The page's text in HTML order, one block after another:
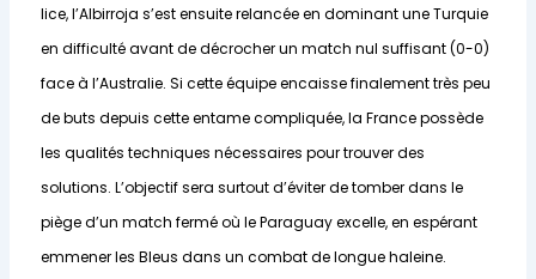
lice, l’Albirroja s’est ensuite relancée en dominant une Turquie
en difficulté avant de décrocher un match nul suffisant (0-0)
face à l’Australie. Si cette équipe encaisse finalement très peu
de buts depuis cette entame compliquée, la France possède
les qualités techniques nécessaires pour trouver des
solutions. L’objectif sera surtout d’éviter de tomber dans le
piège d’un match fermé où le Paraguay excelle, en espérant
emmener les Bleus dans un combat de longue haleine.